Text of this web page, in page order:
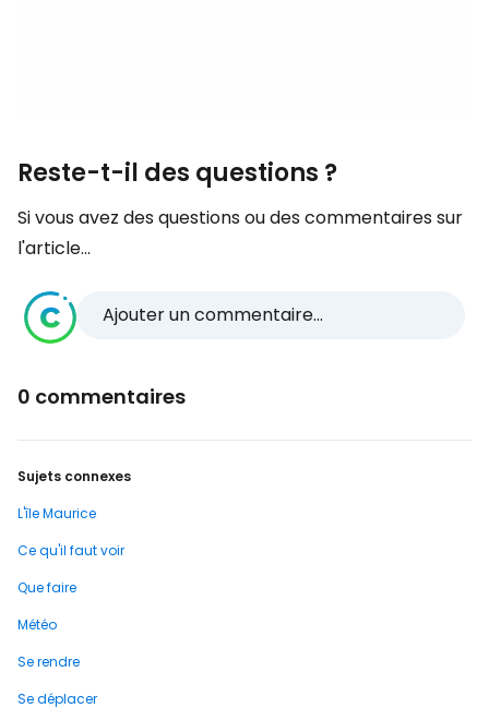
Reste-t-il des questions ?
Si vous avez des questions ou des commentaires sur
l'article...
Ajouter un commentaire...
0 commentaires
Sujets connexes
L'île Maurice
Ce qu'il faut voir
Que faire
Météo
Se rendre
Se déplacer